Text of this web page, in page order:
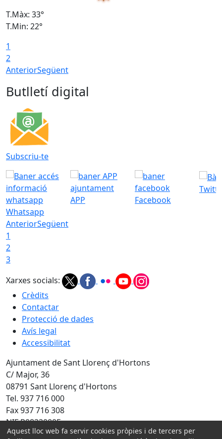
T.Màx: 33°
T.Min: 22°
1
2
AnteriorSegüent
Butlletí digital
Subscriu-te
Whatsapp
APP Facebook
AnteriorSegüent
1
2
3
Xarxes socials:
Crèdits
Contactar
Protecció de dades
Avís legal
Accessibilitat
Ajuntament de Sant Llorenç d'Hortons
C/ Major, 36
08791 Sant Llorenç d'Hortons
Tel. 937 716 000
Fax 937 716 308
NIF P0822000F
Aquest lloc web fa servir cookies pròpies i de tercers per